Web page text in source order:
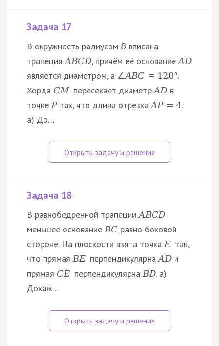
Задача 17
В окружность радиусом 8 вписана
трапецияABCD, причём её основаниеAD
является диаметром, а ∠ABC = 120°.
Хорда CM пересекает диаметрAD в
точкеP так, что длина отрезкаAP = 4.
а) До…
Задача 18
В равнобедренной трапецииABCD
меньшее основаниеBC равно боковой
стороне. На плоскости взята точкаE так,
что прямаяBE перпендикулярнаAD и
прямая CE перпендикулярнаBD. а)
Докаж…